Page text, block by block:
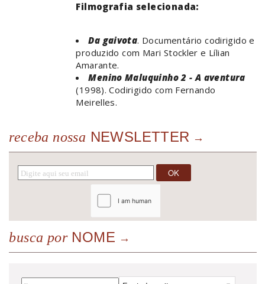
Filmografia selecionada:
Da gaivota. Documentário codirigido e
produzido com Mari Stockler e Lílian
Amarante.
Menino Maluquinho 2 - A aventura
(1998). Codirigido com Fernando
Meirelles.
receba nossa NEWSLETTER
busca porNOME